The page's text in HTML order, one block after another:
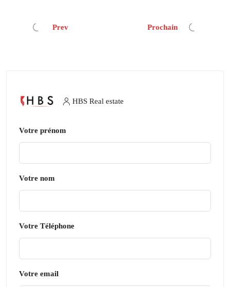
Prev Prochain
HBS Real estate
Votre prénom
Votre nom
Votre Téléphone
Votre email